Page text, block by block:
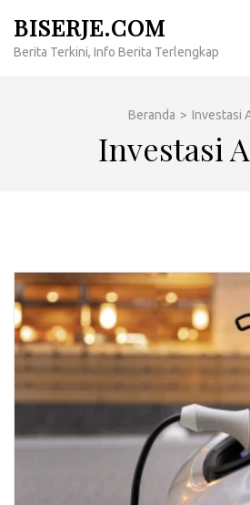
konten
BISERJE.COM
Berita Terkini, Info Berita Terlengkap
Beranda > Investasi
Investasi